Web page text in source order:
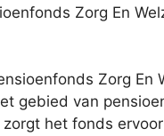
Zorg En
Zorg
gebied van
het fonds